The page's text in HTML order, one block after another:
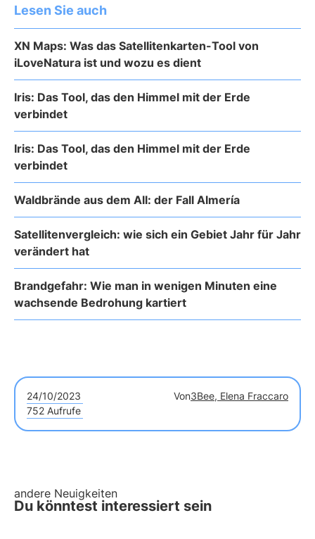
Lesen Sie auch
XN Maps: Was das Satellitenkarten-Tool von
iLoveNatura ist und wozu es dient
Iris: Das Tool, das den Himmel mit der Erde
verbindet
Iris: Das Tool, das den Himmel mit der Erde
verbindet
Waldbrände aus dem All: der Fall Almería
Satellitenvergleich: wie sich ein Gebiet Jahr für Jahr
verändert hat
Brandgefahr: Wie man in wenigen Minuten eine
wachsende Bedrohung kartiert
24/10/2023 Von3Bee, Elena Fraccaro
752 Aufrufe
andere Neuigkeiten
Du könntest interessiert sein